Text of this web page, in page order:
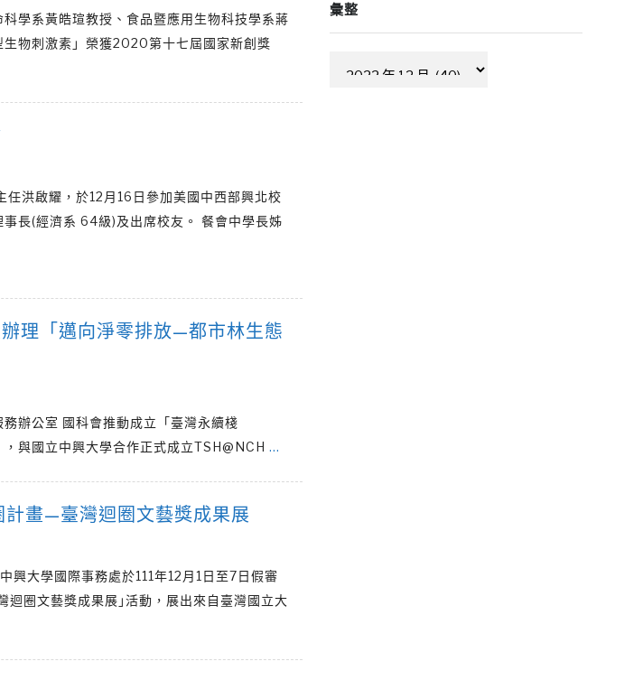
學系黃皓瑄教授、食品暨應用生物科技學系蔣
物刺激素」榮獲2020第十七屆國家新創獎
洪啟耀，於12月16日參加美國中西部興北校
長(經濟系 64級)及出席校友。 餐會中學長姊
理「邁向淨零排放—都市林生態
辦公室 國科會推動成立「臺灣永續棧
與國立中興大學合作正式成立TSH@NCH …
畫—臺灣迴圈文藝獎成果展
興大學國際事務處於111年12月1日至7日假審
圈文藝獎成果展｣活動，展出來自臺灣國立大
彙整